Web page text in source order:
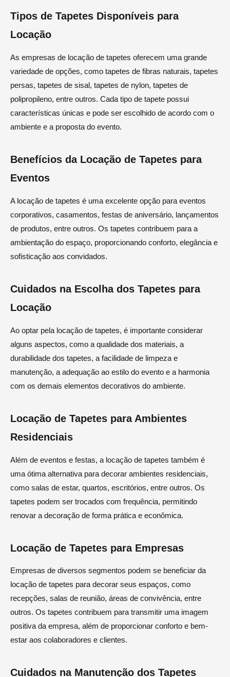
Tipos de Tapetes Disponíveis para
Locação
As empresas de locação de tapetes oferecem uma grande
variedade de opções, como tapetes de fibras naturais, tapetes
persas, tapetes de sisal, tapetes de nylon, tapetes de
polipropileno, entre outros. Cada tipo de tapete possui
características únicas e pode ser escolhido de acordo com o
ambiente e a proposta do evento.
Benefícios da Locação de Tapetes para
Eventos
A locação de tapetes é uma excelente opção para eventos
corporativos, casamentos, festas de aniversário, lançamentos
de produtos, entre outros. Os tapetes contribuem para a
ambientação do espaço, proporcionando conforto, elegância e
sofisticação aos convidados.
Cuidados na Escolha dos Tapetes para
Locação
Ao optar pela locação de tapetes, é importante considerar
alguns aspectos, como a qualidade dos materiais, a
durabilidade dos tapetes, a facilidade de limpeza e
manutenção, a adequação ao estilo do evento e a harmonia
com os demais elementos decorativos do ambiente.
Locação de Tapetes para Ambientes
Residenciais
Além de eventos e festas, a locação de tapetes também é
uma ótima alternativa para decorar ambientes residenciais,
como salas de estar, quartos, escritórios, entre outros. Os
tapetes podem ser trocados com frequência, permitindo
renovar a decoração de forma prática e econômica.
Locação de Tapetes para Empresas
Empresas de diversos segmentos podem se beneficiar da
locação de tapetes para decorar seus espaços, como
recepções, salas de reunião, áreas de convivência, entre
outros. Os tapetes contribuem para transmitir uma imagem
positiva da empresa, além de proporcionar conforto e bem-
estar aos colaboradores e clientes.
Cuidados na Manutenção dos Tapetes